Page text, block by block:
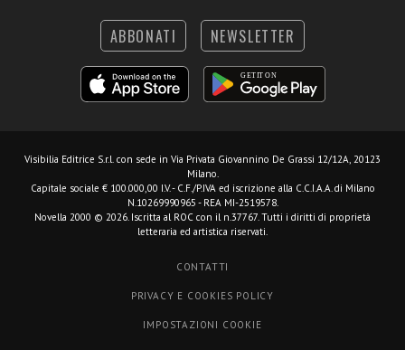
ABBONATI NEWSLETTER
Visibilia Editrice S.r.l. con sede in Via Privata Giovannino De Grassi 12/12A, 20123
Milano.
Capitale sociale € 100.000,00 I.V. - C.F./P.IVA ed iscrizione alla C.C.I.A.A. di Milano
N.10269990965 - REA MI-2519578.
Novella 2000 © 2026. Iscritta al ROC con il n.37767. Tutti i diritti di proprietà
letteraria ed artistica riservati.
CONTATTI
PRIVACY E COOKIES POLICY
IMPOSTAZIONI COOKIE